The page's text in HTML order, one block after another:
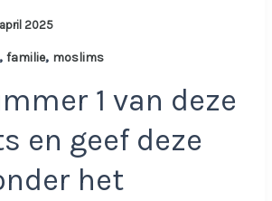
2025
familie, moslims
1 van deze
en geef deze
het